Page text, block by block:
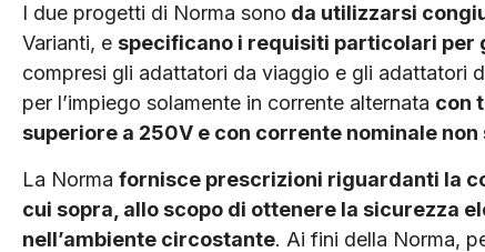
I due progetti di Norma sono da utilizzarsi
Varianti, e specificano i requisiti particolari per
compresi gli adattatori da viaggio e gli adattatori
per l’impiego solamente in corrente alternata con
superiore a 250V e con corrente nominale non
La Norma fornisce prescrizioni riguardanti la
cui sopra, allo scopo di ottenere la sicurezza
nell’ambiente circostante. Ai fini della Norma,